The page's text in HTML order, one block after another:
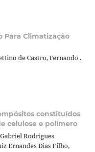
Para Climatização
de Castro, Fernando .
constituídos
celulose e polímero
Rodrigues
Ernandes Dias Filho,